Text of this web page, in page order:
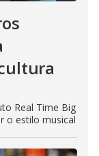
Real Time Big
o estilo musical